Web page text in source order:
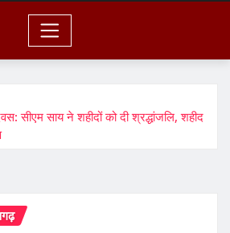
सीएम साय ने शहीदों को दी श्रद्धांजलि, शहीद